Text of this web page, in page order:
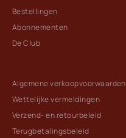
Bestellingen
Abonnementen
De Club
Algemene verkoopvoorwaarden
Wettelijke vermeldingen
Verzend- en retourbeleid
Terugbetalingsbeleid